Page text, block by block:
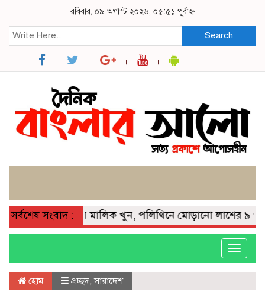
রবিবার, ০৯ অগাস্ট ২০২৬, ০৫:৫১ পূর্বাহ্ন
Search
সর্বশেষ সংবাদ :
হাতে বাড়ির মালিক খুন, পলিথিনে মোড়ানো লাশের ৯
Toggle
হোম প্রচ্ছদ,সারাদেশ